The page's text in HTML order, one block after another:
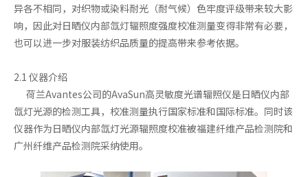
异各不相同，对织物或染料耐光（耐气候）色牢度评级带来较大影
响，因此对日晒仪内部氙灯辐照度强度校准测量变得非常有必要，
也可以进一步对服装纺织品质量的提高带来参考依据。
2.1 仪器介绍
荷兰Avantes公司的AvaSun高灵敏度光谱辐照仪是日晒仪内部
氙灯光源的检测工具，校准测量执行国家标准和国际标准。同时该
仪器作为日晒仪内部氙灯光源辐照度校准被福建纤维产品检测院和
广州纤维产品检测院采纳使用。